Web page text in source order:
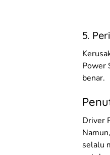
5.
Power
benar.
Driver
selalu